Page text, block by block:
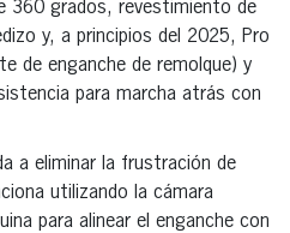
360 grados, revestimiento de
y, a principios del 2025, Pro
de enganche de remolque) y
para marcha atrás con
a eliminar la frustración de
utilizando la cámara
para alinear el enganche con